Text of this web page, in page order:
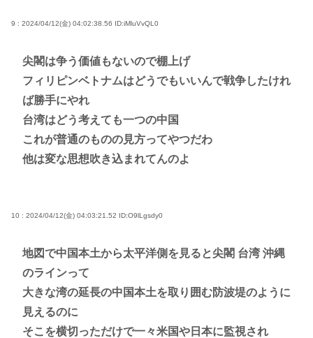
9 : 2024/04/12(金) 04:02:38.56 ID:iMluVvQL0
尖閣は争う価値もないので棚上げ
フィリピンベトナムはどうでもいいんで戦争したけれ
ば勝手にやれ
台湾はどう考えても一つの中国
これが普通のものの見方ってやつだわ
他は変な思想吹き込まれてんのよ
10 : 2024/04/12(金) 04:03:21.52 ID:O9lLgsdy0
地図で中国本土から太平洋側を見ると尖閣 台湾 沖縄
のラインって
大きな湾の延長の中国本土を取り囲む防波堤のように
見えるのに
そこを横切っただけで一々米国や日本に監視され